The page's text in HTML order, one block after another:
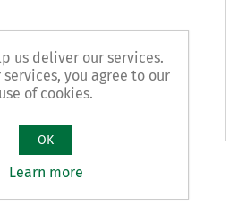
us deliver our services.
services, you agree to our
use of cookies.
OK
Learn more